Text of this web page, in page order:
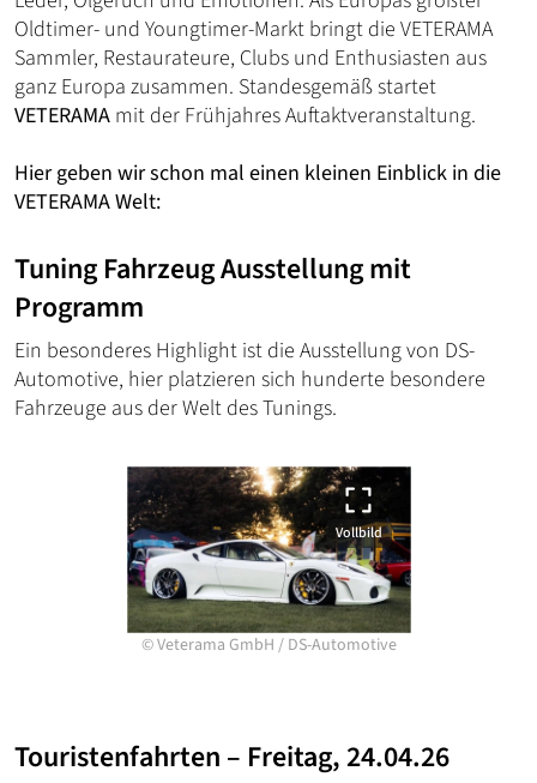
Oldtimer- und Youngtimer-Markt bringt die VETERAMA
Sammler, Restaurateure, Clubs und Enthusiasten aus
ganz Europa zusammen. Standesgemäß startet
VETERAMA mit der Frühjahres Auftaktveranstaltung.
Hier geben wir schon mal einen kleinen Einblick in die
VETERAMA Welt:
Tuning Fahrzeug Ausstellung mit
Programm
Ein besonderes Highlight ist die Ausstellung von DS-
Automotive, hier platzieren sich hunderte besondere
Fahrzeuge aus der Welt des Tunings.
Vollbild
©Veterama GmbH / DS-Automotive
Touristenfahrten – Freitag, 24.04.26